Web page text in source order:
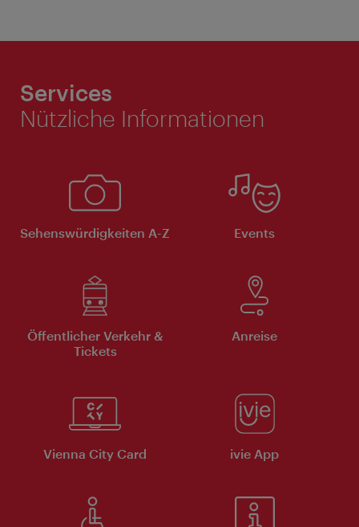
Services
Nützliche Informationen
Sehenswürdigkeiten A-Z Events
Öffentlicher Verkehr &
Tickets
Anreise
Vienna City Card ivie App